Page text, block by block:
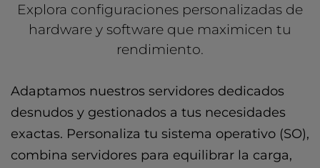
Explora configuraciones personalizadas de
hardware y software que maximicen tu
rendimiento.
Adaptamos nuestros servidores dedicados
desnudos y gestionados a tus necesidades
exactas. Personaliza tu sistema operativo (SO),
combina servidores para equilibrar la carga,